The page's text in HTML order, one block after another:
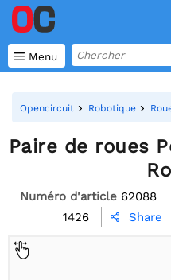
 Menu
Opencircuit Robotique
Paire de roues
Numéro d'article 62088
1426
 Share